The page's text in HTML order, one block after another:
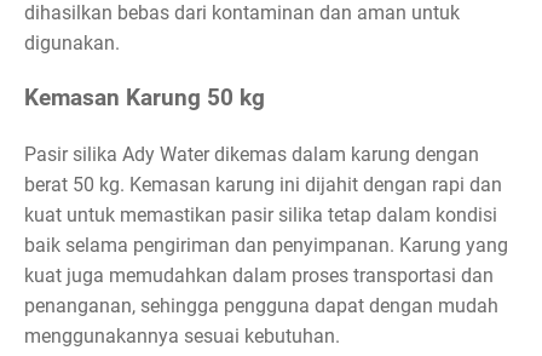
dihasilkan bebas dari kontaminan dan aman untuk
digunakan.
Kemasan Karung 50 kg
Pasir silika Ady Water dikemas dalam karung dengan
berat 50 kg. Kemasan karung ini dijahit dengan rapi dan
kuat untuk memastikan pasir silika tetap dalam kondisi
baik selama pengiriman dan penyimpanan. Karung yang
kuat juga memudahkan dalam proses transportasi dan
penanganan, sehingga pengguna dapat dengan mudah
menggunakannya sesuai kebutuhan.